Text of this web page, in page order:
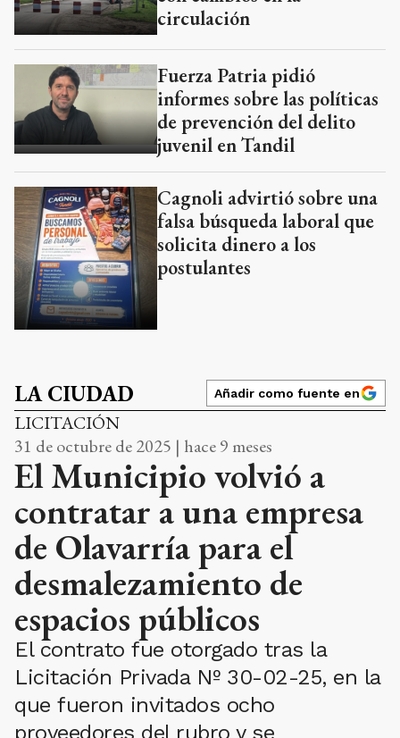
circulación
Fuerza Patria pidió
informes sobre las políticas
de prevención del delito
juvenil en Tandil
Cagnoli advirtió sobre una
falsa búsqueda laboral que
solicita dinero a los
postulantes
LA CIUDAD Añadir como fuente en
LICITACIÓN
31 de octubre de 2025 | hace 9 meses
El Municipio volvió a
contratar a una empresa
de Olavarría para el
desmalezamiento de
espacios públicos
El contrato fue otorgado tras la
Licitación Privada Nº 30-02-25, en la
que fueron invitados ocho
proveedores del rubro y se